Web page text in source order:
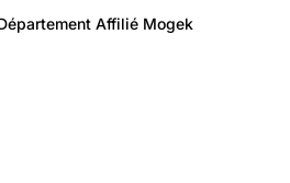
Affilié Mogek